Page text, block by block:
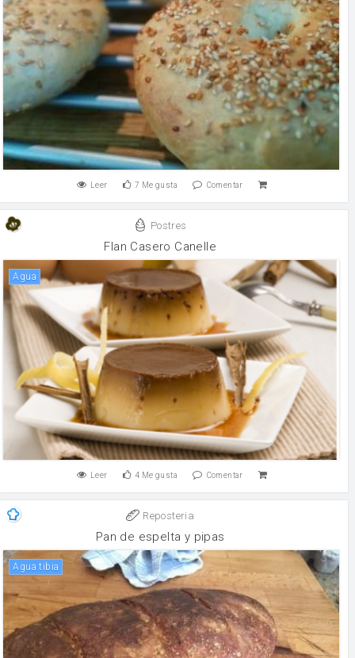
Leer 7 Me gusta Comentar
Postres
Flan Casero Canelle
agua
Leer 4 Me gusta Comentar
Reposteria
Pan de espelta y pipas
Agua tibia